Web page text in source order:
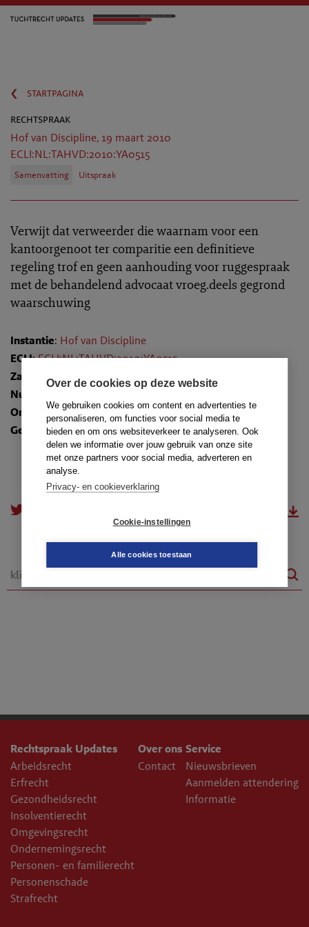
Over de cookies op deze website
We gebruiken cookies om content en advertenties te
personaliseren, om functies voor social media te
bieden en om ons websiteverkeer te analyseren. Ook
delen we informatie over jouw gebruik van onze site
met onze partners voor social media, adverteren en
analyse.
Privacy- en cookieverklaring
Cookie-instellingen
Alle cookies toestaan
‹
startpagina
rechtspraak
Hof van Discipline, 19 maart 2010
ECLI:NL:TAHVD:2010:YA0515
Samenvatting Uitspraak
Verwijt dat verweerder die waarnam voor een
kantoorgenoot ter comparitie een definitieve
regeling trof en geen aanhouding voor ruggespraak
met de behandelend advocaat vroeg.deels gegrond
waarschuwing
Instantie: Hof van Discipline
ECLI:ECLI:NL:TAHVD:2010:YA0515
Zaaknummer : 5585
Nummer
Onderwerpen:2.1. Zorg voor de cliënt
Gedragsregels: art. 10a lid 1, kernwaarden
Rechtspraak Updates
Arbeidsrecht
Erfrecht
Gezondheidsrecht
Insolventierecht
Omgevingsrecht
Ondernemingsrecht
Personen- en familierecht
Personenschade
Strafrecht
Over ons
Contact
Service
Nieuwsbrieven
Aanmelden attendering
Informatie